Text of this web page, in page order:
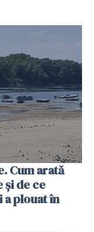
Cum arată
și de ce
a plouat în